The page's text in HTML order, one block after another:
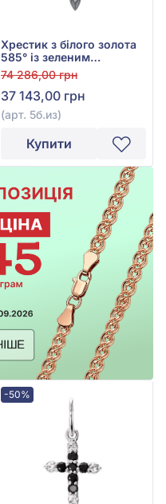
Хрестик з білого золота
585° із зеленим
смарагдом 0,13ct та
діамантами 0,112ct, арт.
5б.из
74 286,00 грн
37 143,00 грн
(арт. 5б.из)
Купити
-50%